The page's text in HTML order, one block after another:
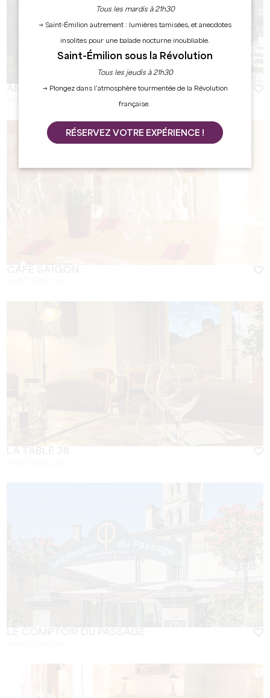
AMELIA CANTA
Tous les mardis à 21h30
→ Saint-Émilion autrement : lumières tamisées, et anecdotes
insolites pour une balade nocturne inoubliable.
Saint-Émilion sous la Révolution
Tous les jeudis à 21h30
→ Plongez dans l’atmosphère tourmentée de la Révolution
française.
RÉSERVEZ VOTRE EXPÉRIENCE !